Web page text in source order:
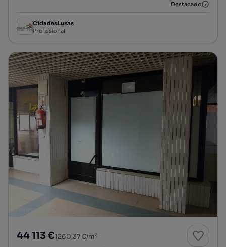
Destacado
CidadesLusas
Profissional
44 113 €1260,37 €/m²